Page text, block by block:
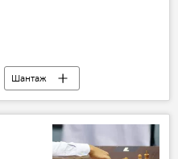
Шантаж